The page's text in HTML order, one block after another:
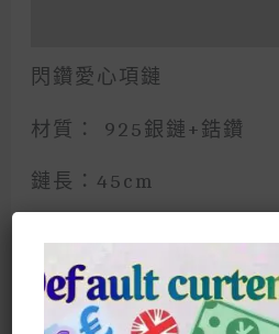
閃鑽愛心項鏈
材質： 925銀鏈+鋯鑽
鏈長：45cm
Diamond Heart